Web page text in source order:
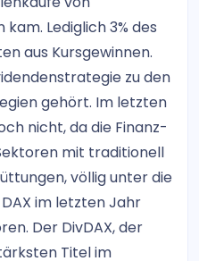
Lediglich 3% des
aus Kursgewinnen.
zu den
gehört. Im letzten
nicht, da die Finanz-
mit traditionell
völlig unter die
im letzten Jahr
Der DivDAX, der
Titel im